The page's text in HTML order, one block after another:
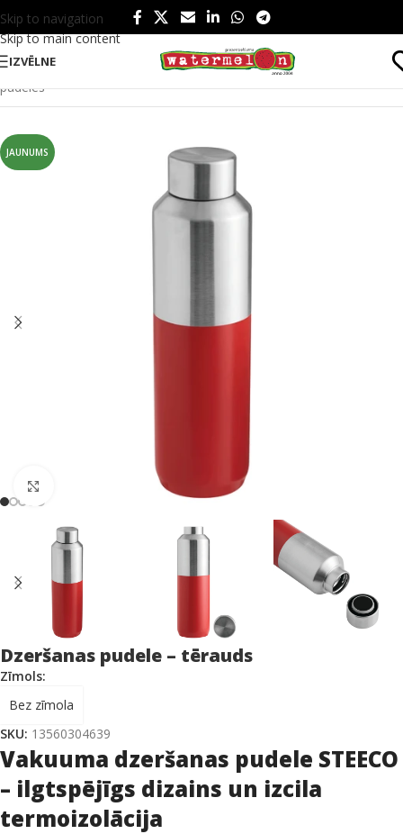
Skip to navigation
Skip to main content
IZVĒLNE
Sākums/ Ēšanai un dzeršanai/ Dzērieniem
pudeles
JAUNUMS
Dzeršanas pudele – tērauds
Zīmols:
Bez zīmola
SKU: 13560304639
Vakuuma dzeršanas pudele STEECO
– ilgtspējīgs dizains un izcila
termoizolācija